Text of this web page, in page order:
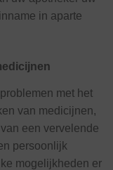
in aparte
met het
van medicijnen,
een vervelende
persoonlijk
mogelijkheden er